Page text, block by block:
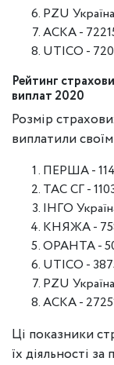
PZU
АСКА -
UTICO -
Рейтинг
виплат 2020
Розмір
виплатили
ПЕРША -
ТАС СГ -
ІНГО
КНЯЖА -
ОРАНТА -
UTICO -
PZU
АСКА -
Ці показники
їх діяльності